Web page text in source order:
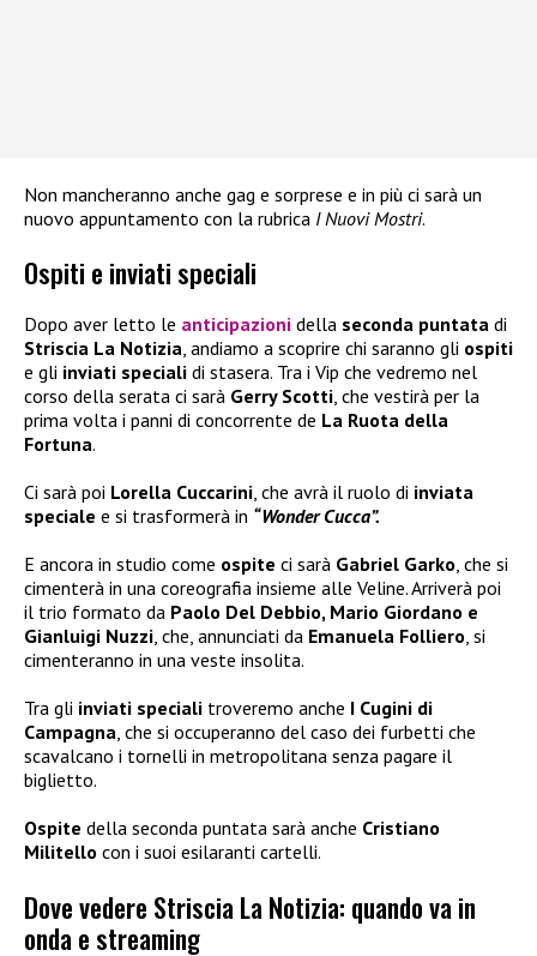
Non mancheranno anche gag e sorprese e in più ci sarà un
nuovo appuntamento con la rubrica I Nuovi Mostri.
Ospiti e inviati speciali
Dopo aver letto le anticipazioni della seconda puntata di
Striscia La Notizia, andiamo a scoprire chi saranno gli ospiti
e gli inviati speciali di stasera. Tra i Vip che vedremo nel
corso della serata ci sarà Gerry Scotti, che vestirà per la
prima volta i panni di concorrente de La Ruota della
Fortuna.
Ci sarà poi Lorella Cuccarini, che avrà il ruolo di inviata
speciale e si trasformerà in “Wonder Cucca”.
E ancora in studio come ospite ci sarà Gabriel Garko, che si
cimenterà in una coreografia insieme alle Veline. Arriverà poi
il trio formato da Paolo Del Debbio, Mario Giordano e
Gianluigi Nuzzi, che, annunciati da Emanuela Folliero, si
cimenteranno in una veste insolita.
Tra gli inviati speciali troveremo anche I Cugini di
Campagna, che si occuperanno del caso dei furbetti che
scavalcano i tornelli in metropolitana senza pagare il
biglietto.
Ospite della seconda puntata sarà anche Cristiano
Militello con i suoi esilaranti cartelli.
Dove vedere Striscia La Notizia: quando va in
onda e streaming